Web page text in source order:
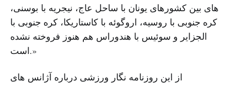
های بین کشورهای یونان با ساحل عاج، نیجریه با بوسنی،
کره جنوبی با روسیه، اروگوئه با کاستاریکا، کره جنوبی با
الجزایر و سوئیس با هندوراس هم هنوز فروخته نشده
است.»
از این روزنامه نگار ورزشی درباره آژانس های